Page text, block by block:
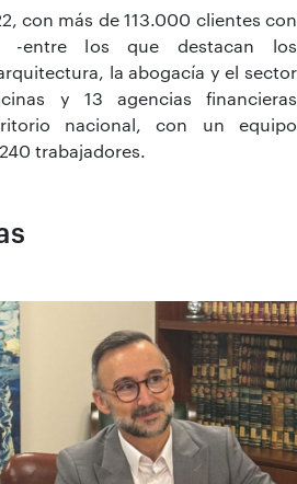
con más de 113.000 clientes con
-entre los que destacan los
la abogacía y el sector
y 13 agencias financieras
nacional, con un equipo
trabajadores.